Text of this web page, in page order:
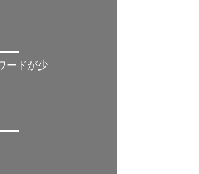
ードが少